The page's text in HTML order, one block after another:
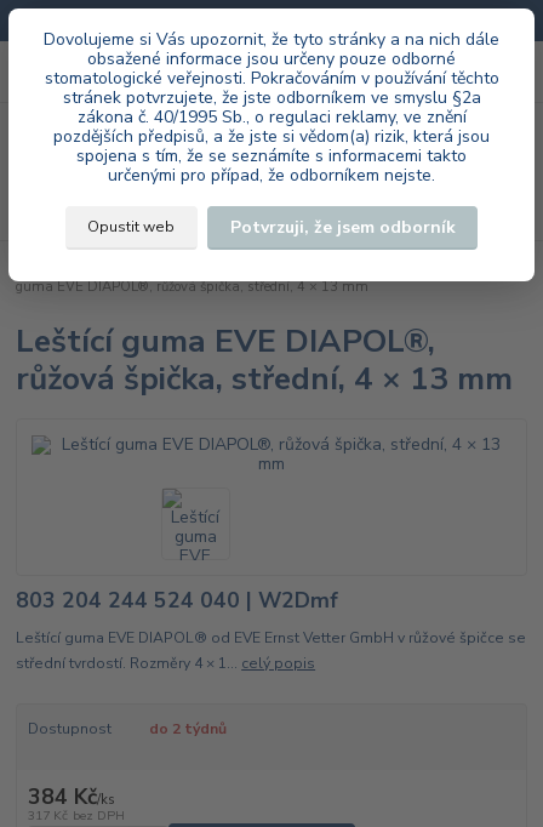
Dovolujeme si Vás upozornit, že tyto stránky a na nich dále
obsažené informace jsou určeny pouze odborné
stomatologické veřejnosti. Pokračováním v používání těchto
stránek potvrzujete, že jste odborníkem ve smyslu §2a
zákona č. 40/1995 Sb., o regulaci reklamy, ve znění
pozdějších předpisů, a že jste si vědom(a) rizik, která jsou
spojena s tím, že se seznámíte s informacemi takto
určenými pro případ, že odborníkem nejste.
Opustit web Potvrzuji, že jsem odborník
Menu
Hledat
+420 603 985 555 za0 Kč
guma EVE DIAPOL®, růžová špička, střední, 4 × 13 mm
Leštící guma EVE DIAPOL®,
růžová špička, střední, 4 × 13 mm
803 204 244 524 040 | W2Dmf
Leštící guma EVE DIAPOL® od EVE Ernst Vetter GmbH v růžové špičce se
střední tvrdostí. Rozměry 4 × 1... celý popis
Dostupnost do 2 týdnů
384 Kč/ks
317 Kč bez DPH